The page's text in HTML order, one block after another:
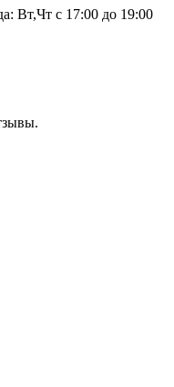
Вт,Чт с 17:00 до 19:00